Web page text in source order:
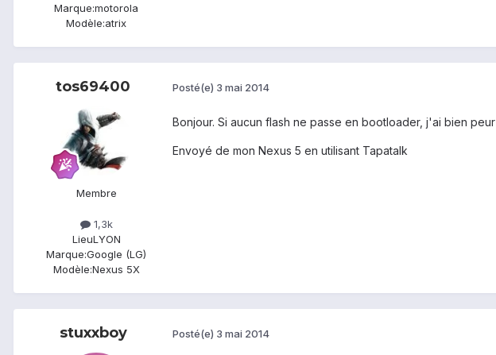
Marque:motorola
Modèle:atrix
tos69400
Membre
1,3k
LieuLYON
Marque:Google (LG)
Modèle:Nexus 5X
Posté(e) 3 mai 2014
Bonjour. Si aucun flash ne passe en bootloader, j'ai bien
Envoyé de mon Nexus 5 en utilisant Tapatalk
stuxxboy Posté(e) 3 mai 2014